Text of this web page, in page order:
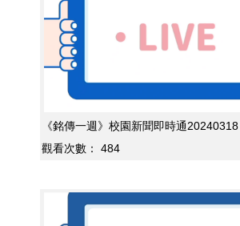
《銘傳一週》校園新聞即時通20240318
觀看次數：
484